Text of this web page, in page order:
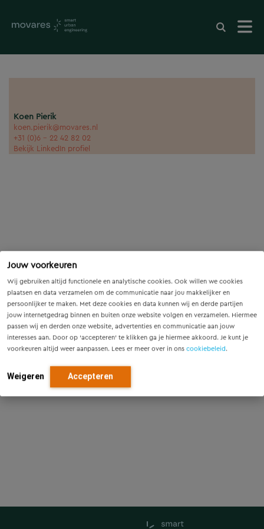
Jouw voorkeuren
Wij gebruiken altijd functionele en analytische cookies. Ook willen we cookies
plaatsen en data verzamelen om de communicatie naar jou makkelijker en
persoonlijker te maken. Met deze cookies en data kunnen wij en derde partijen
jouw internetgedrag binnen en buiten onze website volgen en verzamelen. Hiermee
passen wij en derden onze website, advertenties en communicatie aan jouw
interesses aan. Door op ‘accepteren’ te klikken ga je hiermee akkoord. Je kunt je
voorkeuren altijd weer aanpassen. Lees er meer over in ons cookiebeleid.
Weigeren Accepteren
Koen Pierik
koen.pierik@movares.nl
+31 (0)6 - 22 42 82 02
Bekijk LinkedIn profiel